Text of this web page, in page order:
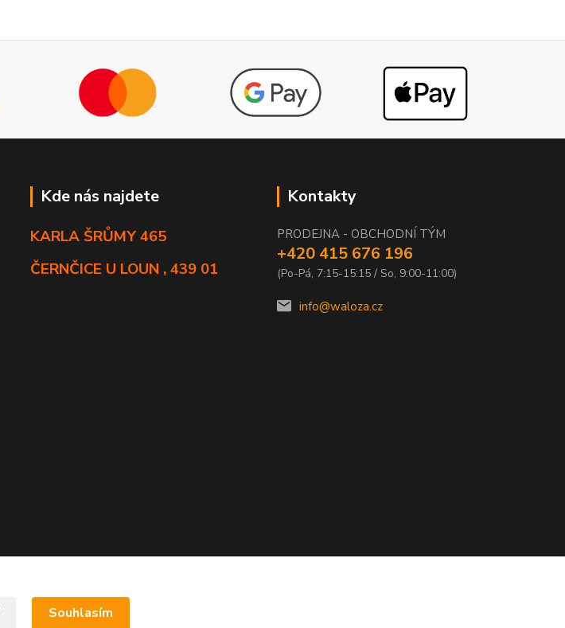
Kde nás najdete
KARLA ŠRŮMY 465
ČERNČICE U LOUN , 439 01
Kontakty
PRODEJNA - OBCHODNÍ TÝM
+420 415 676 196
(Po-Pá, 7:15-15:15 / So, 9:00-11:00)
info@waloza.cz
Souhlasím